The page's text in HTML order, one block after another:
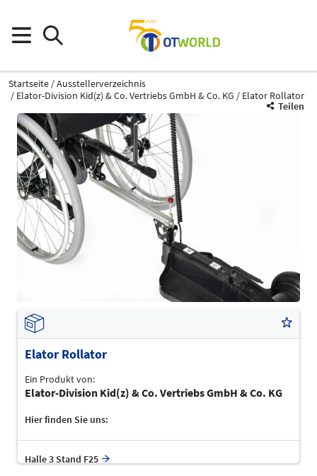
Startseite
Ausstellerverzeichnis
Elator-Division Kid(z) & Co. Vertriebs GmbH & Co. KG
Elator Rollator
Teilen
Elator Rollator
Ein Produkt von:
Elator-Division Kid(z) & Co. Vertriebs GmbH & Co. KG
Hier finden Sie uns:
Halle 3 Stand F25